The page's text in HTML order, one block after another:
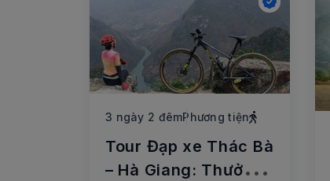
3 ngày 2 đêmPhương tiện
Tour Đạp xe Thác Bà
– Hà Giang: Thưởng